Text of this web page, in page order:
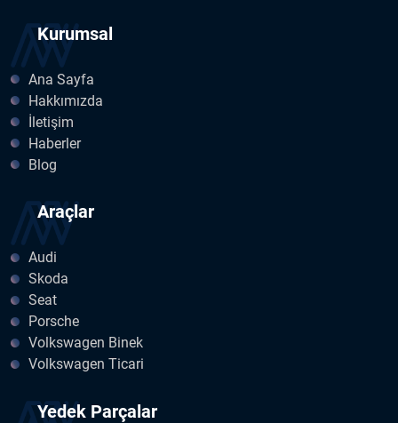
Kurumsal
Ana Sayfa
Hakkımızda
İletişim
Haberler
Blog
Araçlar
Audi
Skoda
Seat
Porsche
Volkswagen Binek
Volkswagen Ticari
Yedek Parçalar